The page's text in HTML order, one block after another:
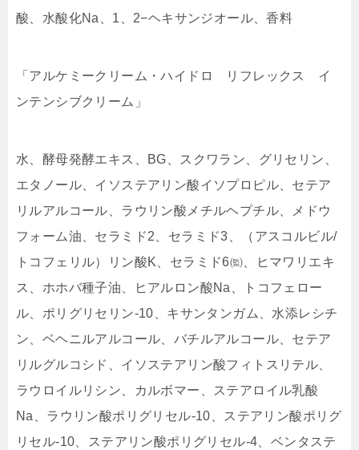
酸、水酸化Na、1、2−ヘキサンジオール、香料
「アルケミークリーム・ハイドロ リフレックス イ
ンテンシブクリーム」
水、酵母発酵エキス、BG、スクワラン、グリセリン、
エタノール、イソステアリン酸イソプロピル、セテア
リルアルコール、ラウリン酸メチルヘプチル、メドウ
フォーム油、セラミド2、セラミド3、（アスコルビル/
トコフェリル）リン酸K、セラミド6㈼、ヒマワリエキ
ス、ホホバ種子油、ヒアルロン酸Na、トコフェロー
ル、ポリグリセリン-10、キサンタンガム、水添レシチ
ン、ベヘニルアルコール、バチルアルコール、セテア
リルグルコシド、イソステアリン酸フィトスリテル、
ラウロイルリシン、カルボマー、ステアロイル乳酸
Na、ラウリン酸ポリグリセル-10、ステアリン酸ポリグ
リセル-10、ステアリン酸ポリグリセル-4、ベンタステ